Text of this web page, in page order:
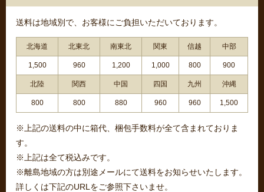
送料は地域別で、お客様にご負担いただいております。
北海道 北東北 南東北 関東 信越 中部
1,500 960 1,200 1,000 800 900
北陸 関西 中国 四国 九州 沖縄
800 800 880 960 960 1,500
※上記の送料の中に箱代、梱包手数料が全て含まれておりま
す。
※上記は全て税込みです。
※離島地域の方は別途メールにて送料をお知らせいたします。
詳しくは下記のURLをご参照下さいませ。